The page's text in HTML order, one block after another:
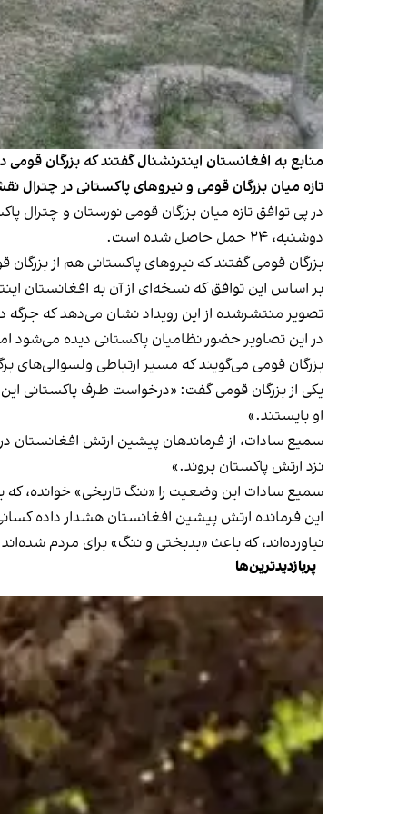
منابع به افغانستان اینترنشنال گفتند که بزرگان
تازه میان بزرگان قومی و نیروهای پاکستانی در
در پی توافق تازه‌ میان بزرگان قومی نورستان و
دوشنبه، ۲۴ حمل حاصل شده است.
بزرگان قومی گفتند که نیروهای پاکستانی هم از
بر اساس این توافق که نسخه‌ای از آن به افغانستان
تصویر منتشرشده از این رویداد نشان می‌دهد که جرگه
در این تصاویر حضور نظامیان پاکستانی دیده می‌شود
بزرگان قومی می‌گویند که مسیر ارتباطی ولسوالی‌های
یکی از بزرگان قومی گفت: «درخواست طرف پاکستانی
او بایستند.»
سمیع سادات، از فرماندهان پیشین ارتش افغانستان
نزد ارتش پاکستان بروند.»
سمیع سادات این وضعیت را «ننگ تاریخی» خوانده، که
این فرمانده ارتش پیشین افغانستان هشدار داده
نیاورده‌اند، که باعث «بدبختی و ننگ» برای مردم
پربازدیدترین‌ها